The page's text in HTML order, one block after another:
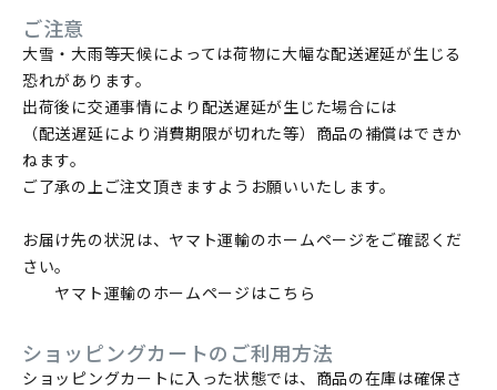
ご注意
大雪・大雨等天候によっては荷物に大幅な配送遅延が生じる
恐れがあります。
出荷後に交通事情により配送遅延が生じた場合には
（配送遅延により消費期限が切れた等）商品の補償はできか
ねます。
ご了承の上ご注文頂きますようお願いいたします。
お届け先の状況は、ヤマト運輸のホームページをご確認くだ
さい。
ヤマト運輸のホームページはこちら
ショッピングカートのご利用方法
ショッピングカートに入った状態では、商品の在庫は確保さ